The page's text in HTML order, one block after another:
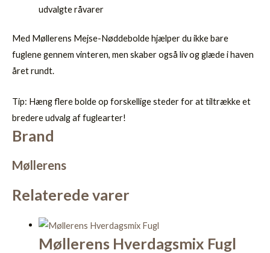
udvalgte råvarer
Med Møllerens Mejse-Nøddebolde hjælper du ikke bare
fuglene gennem vinteren, men skaber også liv og glæde i haven
året rundt.
Tip: Hæng flere bolde op forskellige steder for at tiltrække et
bredere udvalg af fuglearter!
Brand
Møllerens
Relaterede varer
Møllerens Hverdagsmix Fugl